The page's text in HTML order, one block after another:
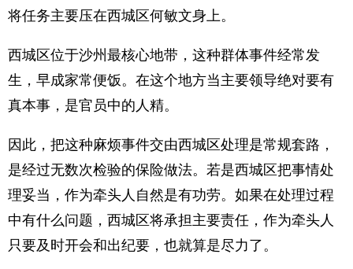
将任务主要压在西城区何敏文身上。
西城区位于沙州最核心地带，这种群体事件经常发
生，早成家常便饭。在这个地方当主要领导绝对要有
真本事，是官员中的人精。
因此，把这种麻烦事件交由西城区处理是常规套路，
是经过无数次检验的保险做法。若是西城区把事情处
理妥当，作为牵头人自然是有功劳。如果在处理过程
中有什么问题，西城区将承担主要责任，作为牵头人
只要及时开会和出纪要，也就算是尽力了。